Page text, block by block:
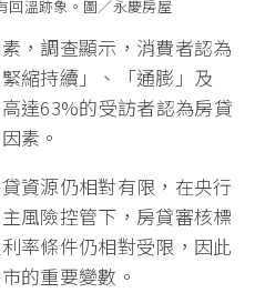
回溫跡象。圖／永慶房屋
，調查顯示，消費者認為
縮持續」、「通膨」及
達63%的受訪者認為房貸
素。
資源仍相對有限，在央行
風險控管下，房貸審核標
率條件仍相對受限，因此
的重要變數。